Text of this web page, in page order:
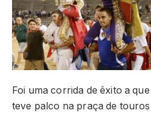
Foi uma corrida de êxito a
teve palco na praça de